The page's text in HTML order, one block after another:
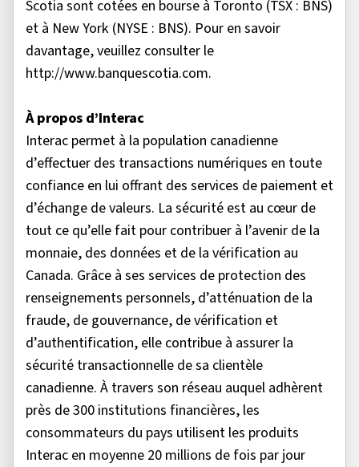
Scotia sont cotées en bourse à Toronto (TSX : BNS)
et à New York (NYSE : BNS). Pour en savoir
davantage, veuillez consulter le
http://www.banquescotia.com.
À propos d’Interac
Interac permet à la population canadienne
d’effectuer des transactions numériques en toute
confiance en lui offrant des services de paiement et
d’échange de valeurs. La sécurité est au cœur de
tout ce qu’elle fait pour contribuer à l’avenir de la
monnaie, des données et de la vérification au
Canada. Grâce à ses services de protection des
renseignements personnels, d’atténuation de la
fraude, de gouvernance, de vérification et
d’authentification, elle contribue à assurer la
sécurité transactionnelle de sa clientèle
canadienne. À travers son réseau auquel adhèrent
près de 300 institutions financières, les
consommateurs du pays utilisent les produits
Interac en moyenne 20 millions de fois par jour